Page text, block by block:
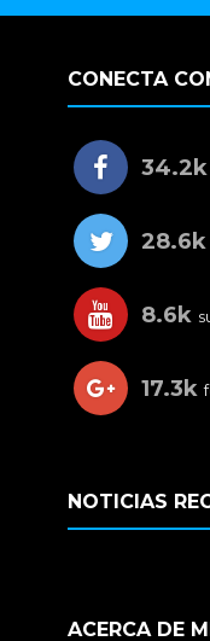
CONECTA
34.2k
28.6k
8.6k
17.3k
NOTICIAS
ACERCA DE